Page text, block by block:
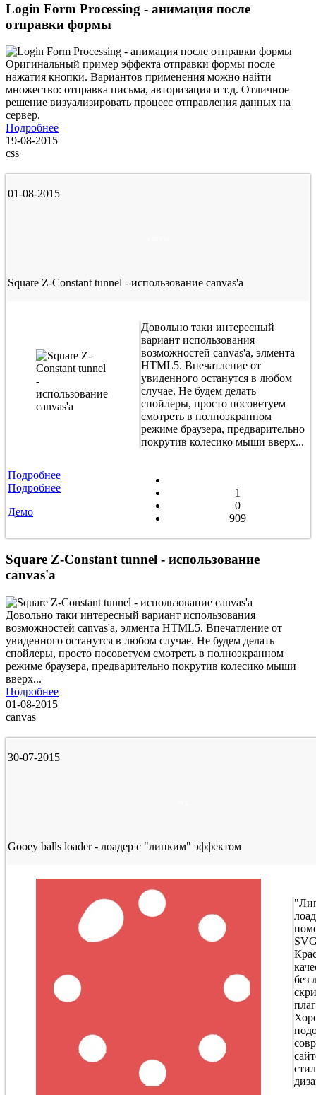
Login Form Processing - анимация после
отправки формы
Оригинальный пример эффекта отправки формы после
нажатия кнопки. Вариантов применения можно найти
множество: отправка письма, авторизация и т.д. Отличное
решение визуализировать процесс отправления данных на
сервер.
Подробнее
19-08-2015
css
01-08-2015
Square Z-Constant tunnel - использование canvas'а
Довольно таки интересный
вариант использования
возможностей canvas'а, элмента
HTML5. Впечатление от
увиденного останутся в любом
случае. Не будем делать
спойлеры, просто посоветуем
смотреть в полноэкранном
режиме браузера, предварительно
покрутив колесико мыши вверх...
Подробнее
Подробнее
Демо
1
0
909
Square Z-Constant tunnel - использование
canvas'а
Довольно таки интересный вариант использования
возможностей canvas'а, элмента HTML5. Впечатление от
увиденного останутся в любом случае. Не будем делать
спойлеры, просто посоветуем смотреть в полноэкранном
режиме браузера, предварительно покрутив колесико мыши
вверх...
Подробнее
01-08-2015
canvas
30-07-2015
Gooey balls loader - лоадер с "липким" эффектом
без